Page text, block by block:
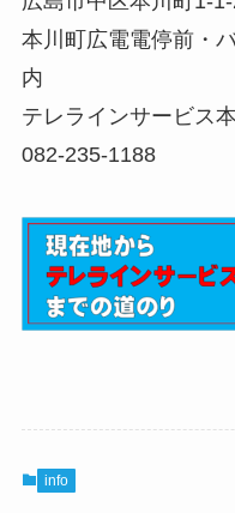
本川町広電電停前・
内
テレラインサービス
082-235-1188
info